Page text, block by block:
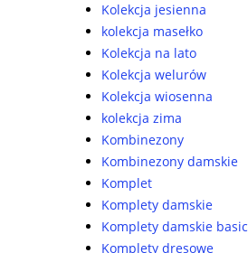
Kolekcja jesienna
kolekcja masełko
Kolekcja na lato
Kolekcja welurów
Kolekcja wiosenna
kolekcja zima
Kombinezony
Kombinezony damskie
Komplet
Komplety damskie
Komplety damskie basic
Komplety dresowe